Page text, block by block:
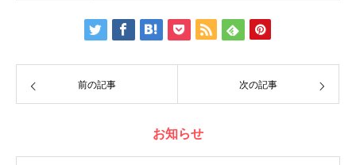
前の記事 次の記事
お知らせ